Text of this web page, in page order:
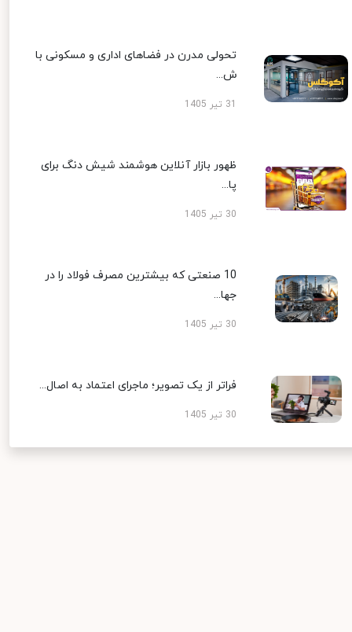
تحولی مدرن در فضاهای اداری و مسکونی با
ش...
ظهور بازار آنلاین هوشمند شیش دنگ برای
پا...
30 تیر 1405
10 صنعتی که بیشترین مصرف فولاد را در
جها...
30 تیر 1405
فراتر از یک تصویر؛ ماجرای اعتماد به اصال...
30 تیر 1405